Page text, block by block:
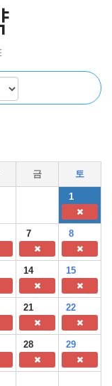
금 토
1
7 8
14 15
21 22
28 29